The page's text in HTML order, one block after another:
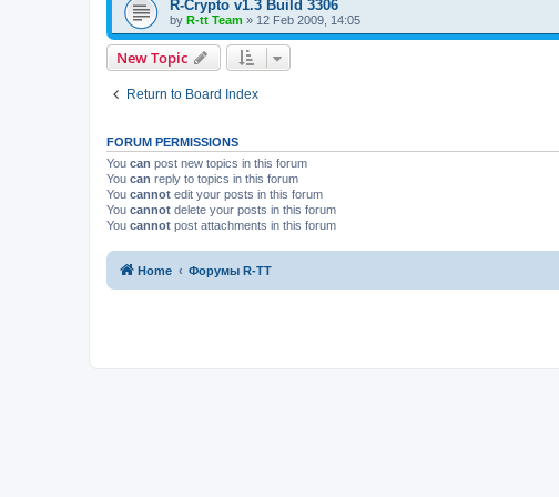
R-Crypto v1.3 Build 3306
by R-tt Team » 12 Feb 2009, 14:05
New Topic
Return to Board Index
FORUM PERMISSIONS
You can post new topics in this forum
You can reply to topics in this forum
You cannot edit your posts in this forum
You cannot delete your posts in this forum
You cannot post attachments in this forum
Home Форумы R-TT